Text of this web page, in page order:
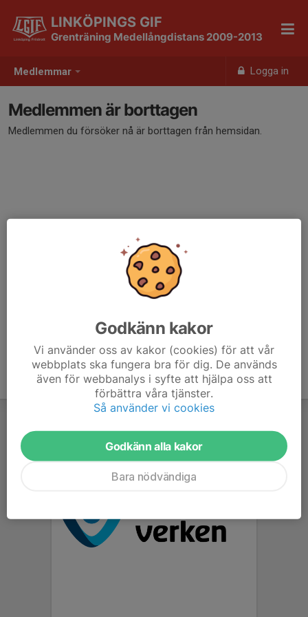
Medlemmar Logga in
LINKÖPINGS GIF
Grenträning Medellångdistans 2009-2013
Medlemmen är borttagen
Medlemmen du försöker nå är borttagen från hemsidan.
Godkänn kakor
Vi använder oss av kakor (cookies) för att vår
webbplats ska fungera bra för dig. De används
även för webbanalys i syfte att hjälpa oss att
förbättra våra tjänster.
Så använder vi cookies
Godkänn alla kakor
Bara nödvändiga